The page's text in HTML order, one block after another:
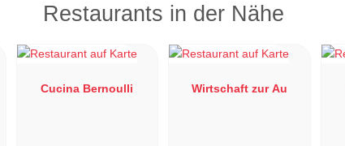
Restaurants in der Nähe
Cucina Bernoulli Wirtschaft zur Au